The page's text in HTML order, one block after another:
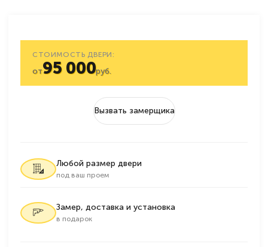
СТОИМОСТЬ ДВЕРИ:
от95 000руб.
Вызвать замерщика
Любой размер двери
под ваш проем
Замер, доставка и установка
в подарок